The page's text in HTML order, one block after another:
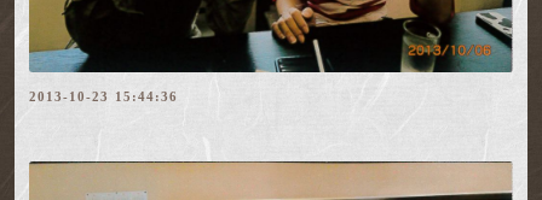
2013-10-23 15:44:36